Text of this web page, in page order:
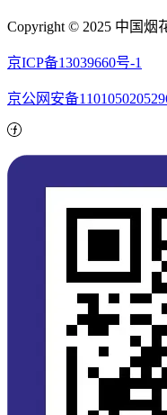
Copyright © 2025 中国烟
京ICP备13039660号-1
京公网安备